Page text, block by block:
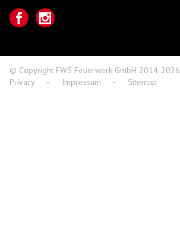
© Copyright FWS Feuerwerk GmbH 2014-2026
Privacy
Impressum Sitemap